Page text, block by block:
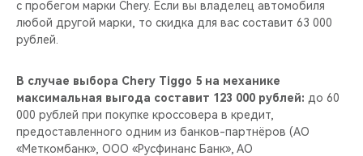
с пробегом марки Chery. Если вы владелец автомобиля
любой другой марки, то скидка для вас составит 63 000
рублей.
В случае выбора Chery Tiggo 5 на механике
максимальная выгода составит 123 000 рублей: до 60
000 рублей при покупке кроссовера в кредит,
предоставленного одним из банков-партнёров (АО
«Меткомбанк», ООО «Русфинанс Банк», АО